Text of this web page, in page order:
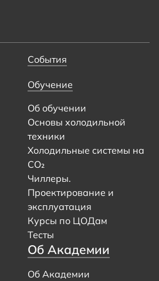
События
Обучение
Об обучении
Основы холодильной
техники
Холодильные системы на
CO₂
Чиллеры.
Проектирование и
эксплуатация
Курсы по ЦОДам
Тесты
Об Академии
Об Академии